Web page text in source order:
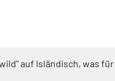
auf Isländisch, was